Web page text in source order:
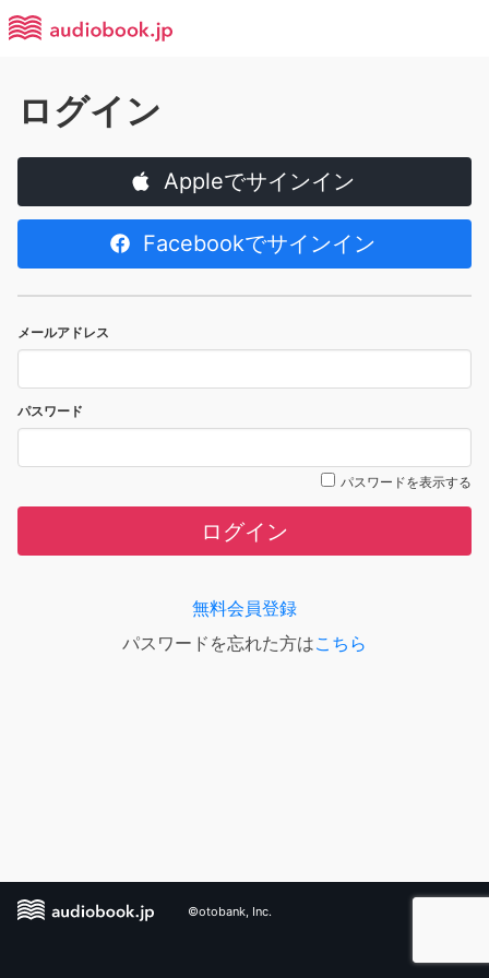
ログイン
Appleでサインイン
Facebookでサインイン
メールアドレス
パスワード
パスワードを表示する
ログイン
無料会員登録
パスワードを忘れた方はこちら
©otobank, Inc.